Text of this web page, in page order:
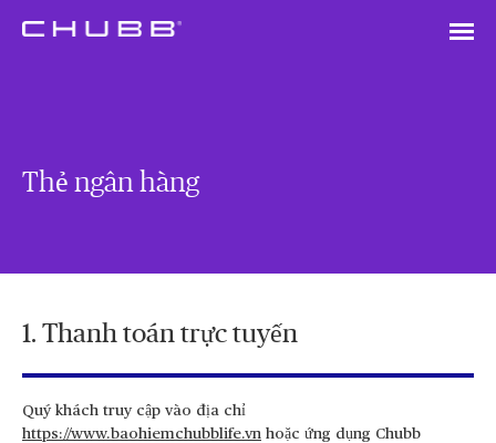
Thẻ ngân hàng
1. Thanh toán trực tuyến
Quý khách truy cập vào địa chỉ
https://www.baohiemchubblife.vn hoặc ứng dụng Chubb